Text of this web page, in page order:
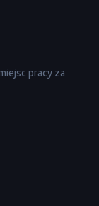
pracy za